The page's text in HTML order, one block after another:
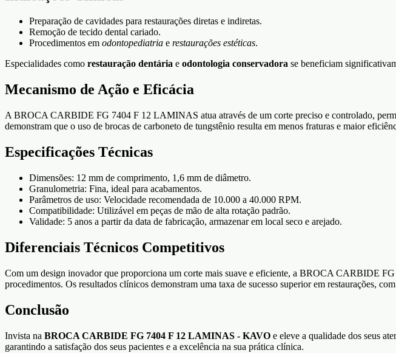
Preparação de cavidades para restaurações diretas e indiretas.
Remoção de tecido dental cariado.
Procedimentos em odontopediatria e restaurações estéticas.
Especialidades como restauração dentária e odontologia conservadora se beneficiam
Mecanismo de Ação e Eficácia
A BROCA CARBIDE FG 7404 F 12 LAMINAS atua através de um corte preciso e controlado,
demonstram que o uso de brocas de carboneto de tungstênio resulta em menos fraturas e maior
Especificações Técnicas
Dimensões: 12 mm de comprimento, 1,6 mm de diâmetro.
Granulometria: Fina, ideal para acabamentos.
Parâmetros de uso: Velocidade recomendada de 10.000 a 40.000 RPM.
Compatibilidade: Utilizável em peças de mão de alta rotação padrão.
Validade: 5 anos a partir da data de fabricação, armazenar em local seco e arejado.
Diferenciais Técnicos Competitivos
Com um design inovador que proporciona um corte mais suave e eficiente, a BROCA CARBIDE
procedimentos. Os resultados clínicos demonstram uma taxa de sucesso superior em restaurações,
Conclusão
Invista na BROCA CARBIDE FG 7404 F 12 LAMINAS - KAVO e eleve a qualidade dos seus
garantindo a satisfação dos seus pacientes e a excelência na sua prática clínica.